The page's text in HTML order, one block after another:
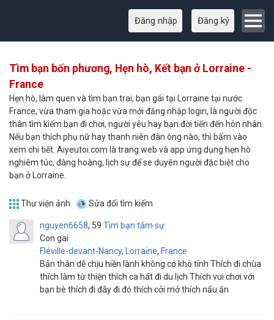
Đăng nhập Đăng ký
Tìm bạn bốn phương, Hẹn hò, Kết bạn ở Lorraine -
France
Hẹn hò, làm quen và tìm bạn trai, bạn gái tại Lorraine tại nước
France, vừa tham gia hoặc vừa mới đăng nhập login, là người độc
thân tìm kiếm bạn đi chơi, người yêu hay bạn đời tiến đến hôn nhân.
Nếu bạn thích phụ nữ hay thanh niên đàn ông nào, thì bấm vào
xem chi tiết. Aiyeutoi.com là trang web và app ứng dụng hẹn hò
nghiêm túc, đàng hoàng, lịch sự để se duyên người đặc biệt cho
bạn ở Lorraine.
Thư viện ảnh Sửa đổi tìm kiếm
nguyen6658
Con gai
59
Fléville-devant-Nancy, Lorraine, France
Tìm bạn tâm sự
Bản thân dễ chịu hiền lành không có khó tính Thích đi chùa
thích làm từ thiện thích ca hát đi du lịch Thích vui chơi với
bạn bè thích đi đây đi đó thích cởi mở thích nấu ăn